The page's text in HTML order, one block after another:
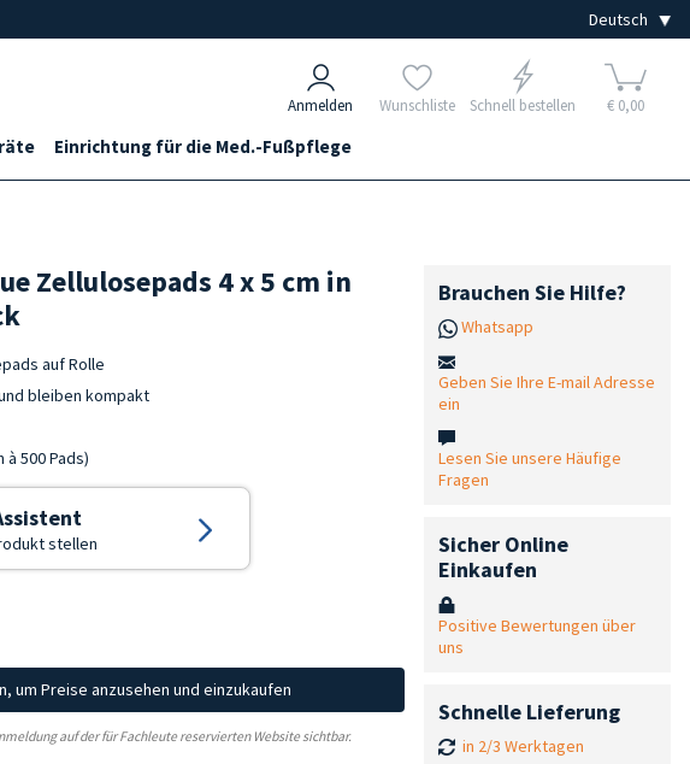
Anmelden Wunschliste Schnell bestellen € 0,00
Einrichtung für die Med.-Fußpflege
Zellulosepads 4 x 5 cm in
auf Rolle
bleiben kompakt
à 500 Pads)
stellen
um Preise anzusehen und einzukaufen
auf der für Fachleute reservierten Website sichtbar.
Brauchen Sie Hilfe?
Whatsapp
Geben Sie Ihre E-mail Adresse
ein
Lesen Sie unsere Häufige
Fragen
Sicher Online
Einkaufen
Positive Bewertungen über
uns
Schnelle Lieferung
in 2/3 Werktagen